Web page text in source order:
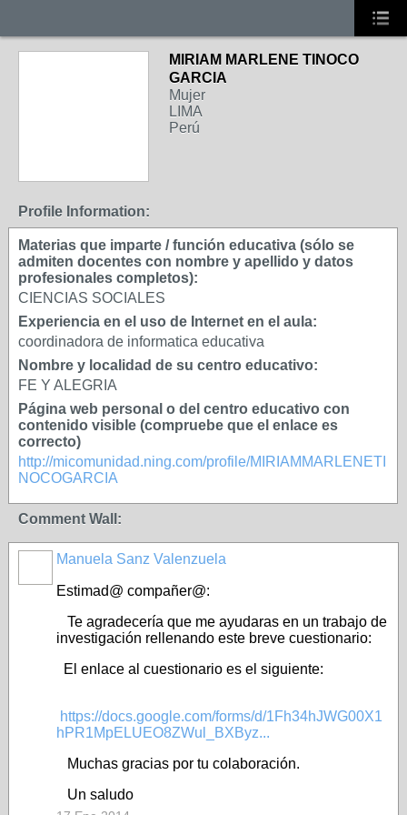
MIRIAM MARLENE TINOCO
GARCIA
Mujer
LIMA
Perú
Profile Information:
Materias que imparte / función educativa (sólo se
admiten docentes con nombre y apellido y datos
profesionales completos):
CIENCIAS SOCIALES
Experiencia en el uso de Internet en el aula:
coordinadora de informatica educativa
Nombre y localidad de su centro educativo:
FE Y ALEGRIA
Página web personal o del centro educativo con
contenido visible (compruebe que el enlace es
correcto)
http://micomunidad.ning.com/profile­/MIRIAMMARLENETI
NOCOGARCIA
Comment Wall:
Manuela Sanz Valenzuela
Estimad@ compañer@:
Te agradecería que me ayudaras en un trabajo de
investigación rellenando este breve cuestionario:
El enlace al cuestionario es el siguiente:
https://docs.google.com/forms/d/1Fh34hJWG00X1
hPR1MpELUEO8ZWul_BXByz...
Muchas gracias por tu colaboración.
Un saludo